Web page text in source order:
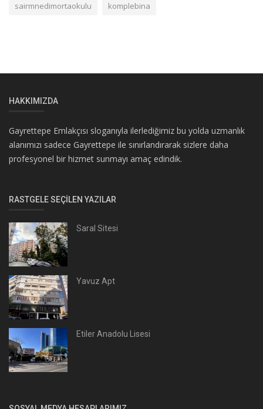
sairmnedimortaokulu komplebina
HAKKIMIZDA
Gayrettepe Emlakçısı sloganıyla ilerlediğimiz bu yolda uzmanlık
alanımızı sadece Gayrettepe ile sınırlandırarak sizlere daha
profesyonel bir hizmet sunmayı amaç edindik.
RASTGELE SEÇILEN YAZILAR
Saral Sitesi
Yavuz Apt
Etiler Anadolu Lisesi